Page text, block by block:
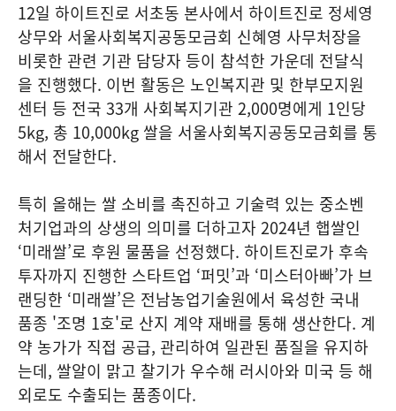
12일 하이트진로 서초동 본사에서 하이트진로 정세영
상무와 서울사회복지공동모금회 신혜영 사무처장을
비롯한 관련 기관 담당자 등이 참석한 가운데 전달식
을 진행했다. 이번 활동은 노인복지관 및 한부모지원
센터 등 전국 33개 사회복지기관 2,000명에게 1인당
5kg, 총 10,000kg 쌀을 서울사회복지공동모금회를 통
해서 전달한다.
특히 올해는 쌀 소비를 촉진하고 기술력 있는 중소벤
처기업과의 상생의 의미를 더하고자 2024년 햅쌀인
‘미래쌀’로 후원 물품을 선정했다. 하이트진로가 후속
투자까지 진행한 스타트업 ‘퍼밋’과 ‘미스터아빠’가 브
랜딩한 ‘미래쌀’은 전남농업기술원에서 육성한 국내
품종 '조명 1호'로 산지 계약 재배를 통해 생산한다. 계
약 농가가 직접 공급, 관리하여 일관된 품질을 유지하
는데, 쌀알이 맑고 찰기가 우수해 러시아와 미국 등 해
외로도 수출되는 품종이다.